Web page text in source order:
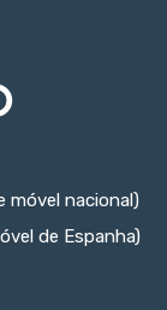
móvel nacional)
de Espanha)